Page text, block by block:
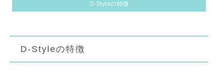
D-Styleの特徴
D-Styleの特徴